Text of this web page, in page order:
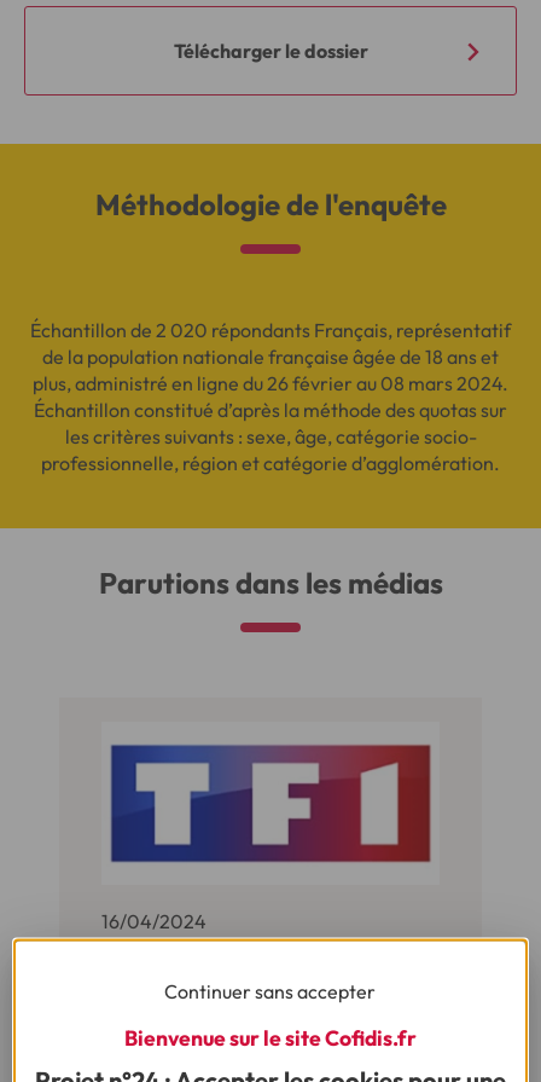
Télécharger le dossier
Méthodologie de l'enquête
Échantillon de 2 020 répondants Français, représentatif
de la population nationale française âgée de 18 ans et
plus, administré en ligne du 26 février au 08 mars 2024.
Échantillon constitué d’après la méthode des quotas sur
les critères suivants : sexe, âge, catégorie socio-
professionnelle, région et catégorie d’agglomération.
Parutions dans les médias
16/04/2024
LA CARTE DE FRANCE DU
Continuer sans accepter
Bienvenue sur le site Cofidis.fr